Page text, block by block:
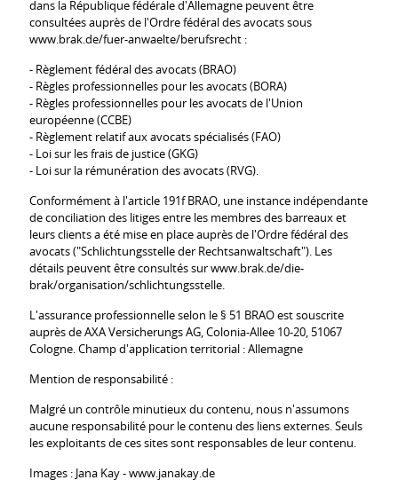
dans la République fédérale d'Allemagne peuvent être
consultées auprès de l'Ordre fédéral des avocats sous
www.brak.de/fuer-anwaelte/berufsrecht :
- Règlement fédéral des avocats (BRAO)
- Règles professionnelles pour les avocats (BORA)
- Règles professionnelles pour les avocats de l'Union
européenne (CCBE)
- Règlement relatif aux avocats spécialisés (FAO)
- Loi sur les frais de justice (GKG)
- Loi sur la rémunération des avocats (RVG).
Conformément à l'article 191f BRAO, une instance indépendante
de conciliation des litiges entre les membres des barreaux et
leurs clients a été mise en place auprès de l'Ordre fédéral des
avocats ("Schlichtungsstelle der Rechtsanwaltschaft"). Les
détails peuvent être consultés sur www.brak.de/die-
brak/organisation/schlichtungsstelle.
L'assurance professionnelle selon le § 51 BRAO est souscrite
auprès de AXA Versicherungs AG, Colonia-Allee 10-20, 51067
Cologne. Champ d'application territorial : Allemagne
Mention de responsabilité :
Malgré un contrôle minutieux du contenu, nous n'assumons
aucune responsabilité pour le contenu des liens externes. Seuls
les exploitants de ces sites sont responsables de leur contenu.
Images : Jana Kay - www.janakay.de